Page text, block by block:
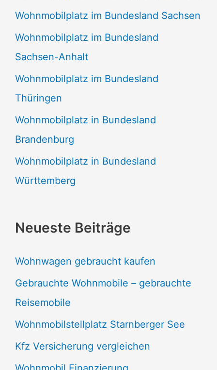
Wohnmobilplatz im Bundesland Sachsen
Wohnmobilplatz im Bundesland
Sachsen-Anhalt
Wohnmobilplatz im Bundesland
Thüringen
Wohnmobilplatz in Bundesland
Brandenburg
Wohnmobilplatz in Bundesland
Württemberg
Neueste Beiträge
Wohnwagen gebraucht kaufen
Gebrauchte Wohnmobile – gebrauchte
Reisemobile
Wohnmobilstellplatz Starnberger See
Kfz Versicherung vergleichen